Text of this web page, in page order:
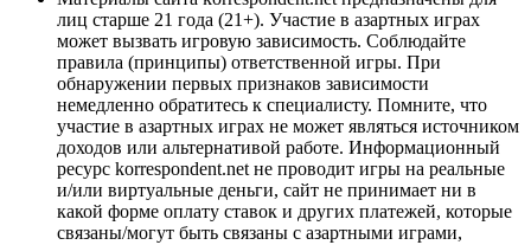
лиц старше 21 года (21+). Участие в азартных играх
может вызвать игровую зависимость. Соблюдайте
правила (принципы) ответственной игры. При
обнаружении первых признаков зависимости
немедленно обратитесь к специалисту. Помните, что
участие в азартных играх не может являться источником
доходов или альтернативой работе. Информационный
ресурс korrespondent.net не проводит игры на реальные
и/или виртуальные деньги, сайт не принимает ни в
какой форме оплату ставок и других платежей, которые
связаны/могут быть связаны с азартными играми,